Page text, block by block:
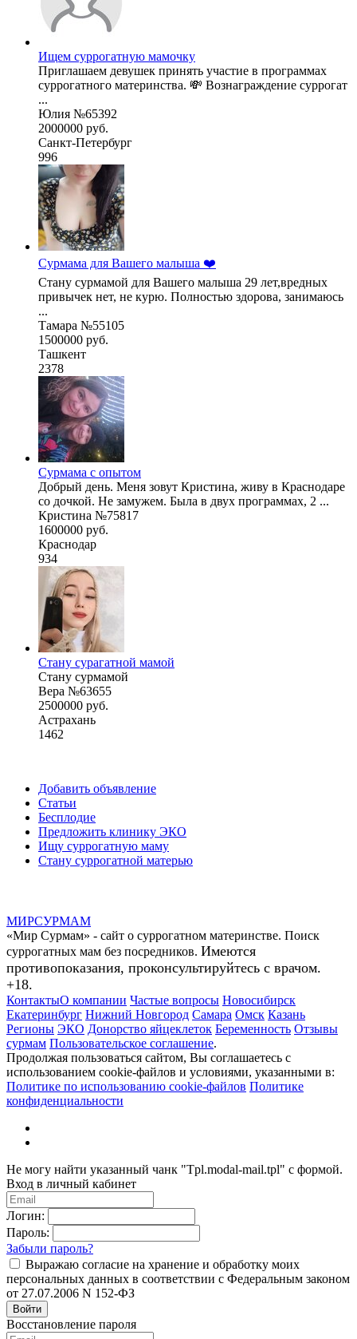
Ищем суррогатную мамочку
Приглашаем девушек принять участие в программах
суррогатного материнства. 💸 Вознаграждение суррогат
...
Юлия №65392
2000000 руб.
Санкт-Петербург
996
Сурмама для Вашего малыша ❤️
Стану сурмамой для Вашего малыша 29 лет,вредных
привычек нет, не курю. Полностью здорова, занимаюсь
...
Тамара №55105
1500000 руб.
Ташкент
2378
Сурмама с опытом
Добрый день. Меня зовут Кристина, живу в Краснодаре
со дочкой. Не замужем. Была в двух программах, 2 ...
Кристина №75817
1600000 руб.
Краснодар
934
Стану сурагатной мамой
Стану сурмамой
Вера №63655
2500000 руб.
Астрахань
1462
Добавить объявление
Статьи
Бесплодие
Предложить клинику ЭКО
Ищу суррогатную маму
Стану суррогатной матерью
МИРСУРМАМ
«Мир Сурмам» - сайт о суррогатном материнстве. Поиск
суррогатных мам без посредников. Имеются
противопоказания, проконсультируйтесь с врачом.
+18.
КонтактыО компании Частые вопросы Новосибирск
Екатеринбург Нижний Новгород Самара Омск Казань
Регионы ЭКО Донорство яйцеклеток Беременность Отзывы
сурмам Пользовательское соглашение.
Продолжая пользоваться сайтом, Вы соглашаетесь с
использованием cookie-файлов и условиями, указанными в:
Политике по использованию cookie-файлов Политике
конфиденциальности
Не могу найти указанный чанк "Tpl.modal-mail.tpl" с формой.
Вход в личный кабинет
Логин:
Пароль:
Забыли пароль?
Выражаю согласие на хранение и обработку моих
персональных данных в соответствии с Федеральным законом
от 27.07.2006 N 152-ФЗ
Войти
Восстановление пароля